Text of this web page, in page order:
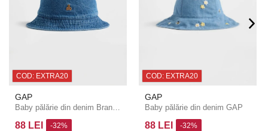
COD: EXTRA20
GAP
88 LEI -32%
COD: EXTRA20
GAP
Baby pălărie din denim GAP
88 LEI -32%